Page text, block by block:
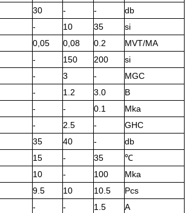
30 - -
db
- 10 35
si
0,05 0,08 0.2
MVT/MA
- 150 200
si
- 3 -
MGC
- 1.2 3.0
В
- - 0.1
Mka
- 2.5 -
GHC
35 40 -
db
15 - 35
℃
10 - 100
Mka
9.5 10 10.5
Pcs
- - 1.5
А